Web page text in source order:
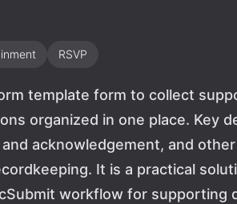
RSVP
template form to collect
organized in one place. Key
acknowledgement, and
It is a practical
workflow for supporting